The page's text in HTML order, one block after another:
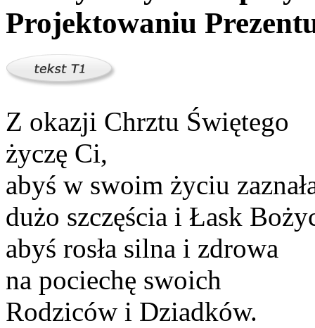
Projektowaniu
Z okazji Chrztu Świętego
życzę Ci,
abyś w swoim życiu
dużo szczęścia i Łask
abyś rosła silna i zdrowa
na pociechę swoich
Rodziców i Dziadków.